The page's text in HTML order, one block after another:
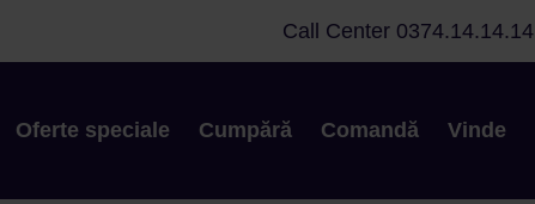
Call Center 0374.14.14.14
Oferte speciale Cumpără Comandă Vinde